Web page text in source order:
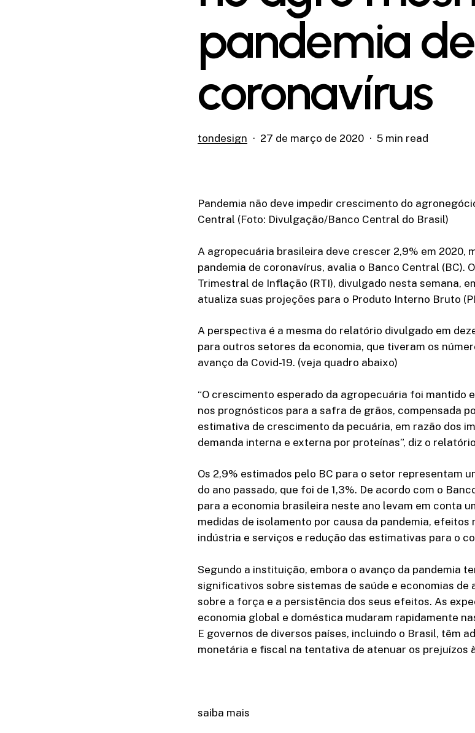
pandemia de
coronavírus
tondesign 27 de março de 2020 5 min read
Pandemia não deve impedir crescimento do
Central (Foto: Divulgação/Banco Central do Brasil)
A agropecuária brasileira deve crescer 2,9% em 2020,
pandemia de coronavírus, avalia o Banco Central (BC).
Trimestral de Inflação (RTI), divulgado nesta semana,
atualiza suas projeções para o Produto Interno Bruto
A perspectiva é a mesma do relatório divulgado em
para outros setores da economia, que tiveram os
avanço da Covid-19. (veja quadro abaixo)
“O crescimento esperado da agropecuária foi mantido
nos prognósticos para a safra de grãos, compensada
estimativa de crescimento da pecuária, em razão dos
demanda interna e externa por proteínas”, diz o
Os 2,9% estimados pelo BC para o setor representam
do ano passado, que foi de 1,3%. De acordo com o
para a economia brasileira neste ano levam em conta
medidas de isolamento por causa da pandemia,
indústria e serviços e redução das estimativas para o
Segundo a instituição, embora o avanço da pandemia
significativos sobre sistemas de saúde e economias de
sobre a força e a persistência dos seus efeitos. As
economia global e doméstica mudaram rapidamente
E governos de diversos países, incluindo o Brasil, têm
monetária e fiscal na tentativa de atenuar os prejuízos
saiba mais